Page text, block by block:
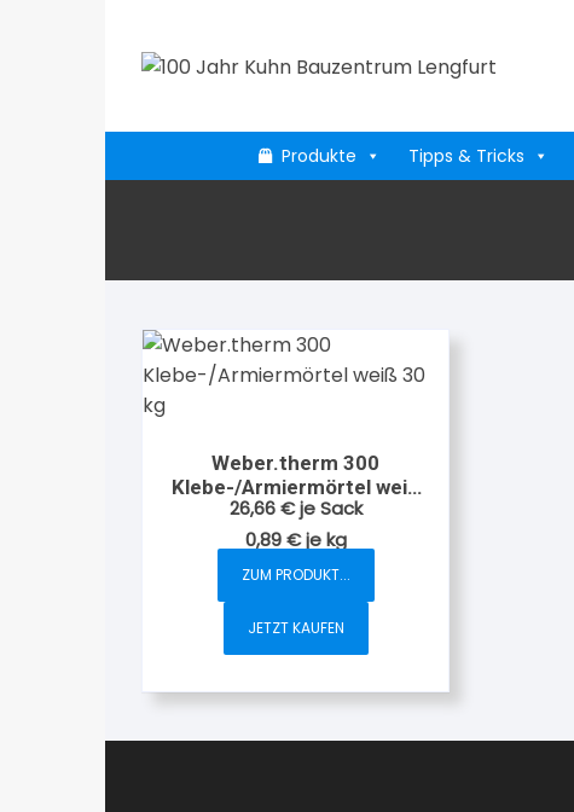
springen
Produkte Tipps & Tricks
Weber.therm 300
Klebe-/Armiermörtel weiß
30 kg
26,66€ je Sack
0,89€jekg
ZUM PRODUKT...
JETZT KAUFEN